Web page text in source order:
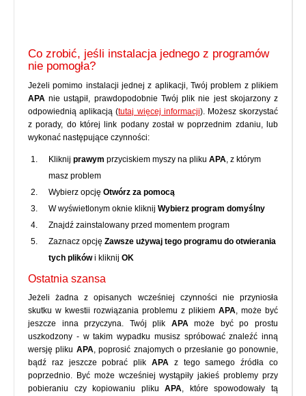
Co zrobić, jeśli instalacja jednego z programów
nie pomogła?
Jeżeli pomimo instalacji jednej z aplikacji, Twój problem z plikiem
APA nie ustąpił, prawdopodobnie Twój plik nie jest skojarzony z
odpowiednią aplikacją (tutaj więcej informacji). Możesz skorzystać
z porady, do której link podany został w poprzednim zdaniu, lub
wykonać następujące czynności:
Kliknij prawym przyciskiem myszy na pliku APA, z którym
masz problem
Wybierz opcję Otwórz za pomocą
W wyświetlonym oknie kliknij Wybierz program domyślny
Znajdź zainstalowany przed momentem program
Zaznacz opcję Zawsze używaj tego programu do otwierania
tych plikówi kliknij OK
Ostatnia szansa
Jeżeli żadna z opisanych wcześniej czynności nie przyniosła
skutku w kwestii rozwiązania problemu z plikiem APA, może być
jeszcze inna przyczyna. Twój plik APAmoże być po prostu
uszkodzony - w takim wypadku musisz spróbować znaleźć inną
wersję pliku APA, poprosić znajomych o przesłanie go ponownie,
bądź raz jeszcze pobrać plik APA z tego samego źródła co
poprzednio. Być może wcześniej wystąpiły jakieś problemy przy
pobieraniu czy kopiowaniu plikuAPA, które spowodowały tą